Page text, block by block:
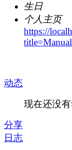
生日
个人主页
https://
动态
现在还没
分享
日志